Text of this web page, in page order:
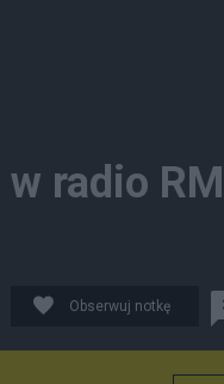
radio
Obserwuj notkę